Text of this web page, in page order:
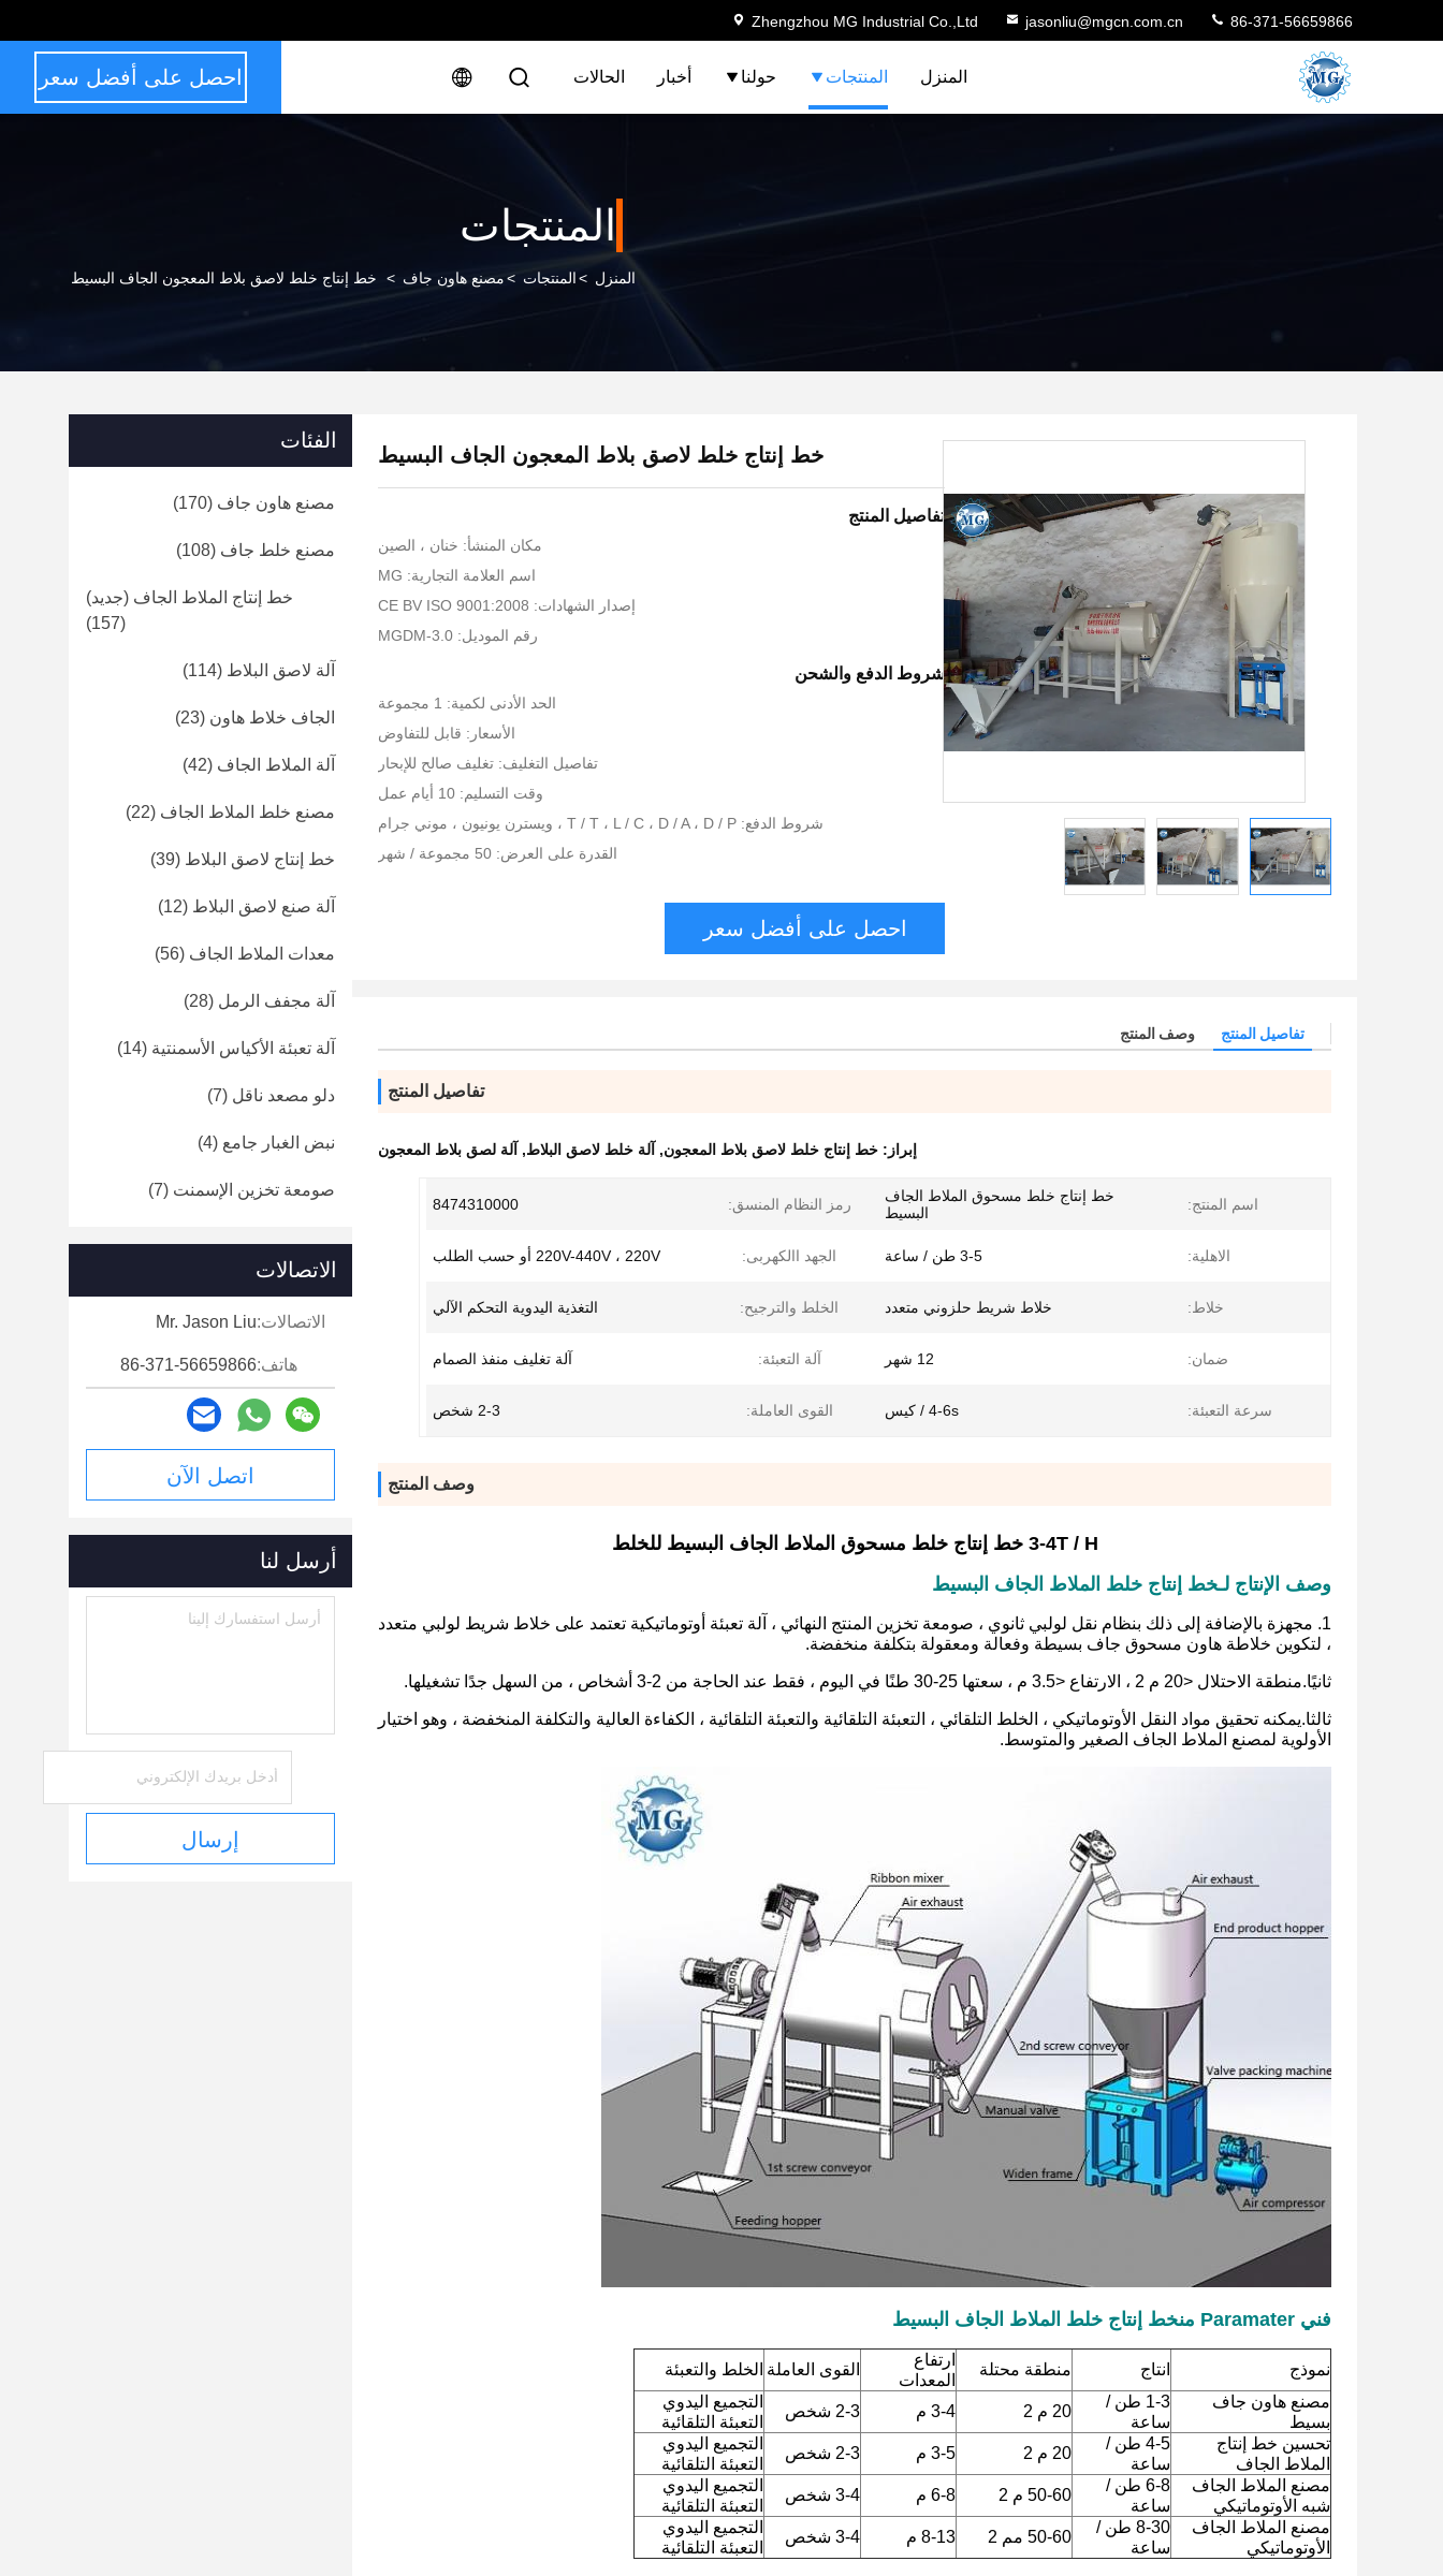
Zhengzhou MG Industrial Co.,Ltd jasonliu@mgcn.com.cn 86-371-56659866
المنزل المنتجات حولنا أخبار الحالات احصل على أفضل سعر
المنتجات
المنزل >المنتجات >مصنع هاون جاف > خط إنتاج خلط لاصق بلاط المعجون الجاف البسيط
خط إنتاج خلط لاصق بلاط المعجون الجاف البسيط
تفاصيل المنتج
مكان المنشأ: خنان ، الصين
اسم العلامة التجارية: MG
إصدار الشهادات: CE BV ISO 9001:2008
رقم الموديل: MGDM-3.0
شروط الدفع والشحن
الحد الأدنى لكمية: 1 مجموعة
الأسعار: قابل للتفاوض
تفاصيل التغليف: تغليف صالح للإبحار
وقت التسليم: 10 أيام عمل
شروط الدفع: T / T ، L / C ، D / A ، D / P ، ويسترن يونيون ، موني جرام
القدرة على العرض: 50 مجموعة / شهر
احصل على أفضل سعر
تفاصيل المنتج وصف المنتج
تفاصيل المنتج
إبراز: خط إنتاج خلط لاصق بلاط المعجون, آلة خلط لاصق البلاط, آلة لصق بلاط المعجون
اسم المنتج:
خط إنتاج خلط مسحوق الملاط الجاف
البسيط
رمز النظام المنسق: 8474310000
الاهلية: 3-5 طن / ساعة الجهد االكهربى: 220V-440V ، 220V أو حسب الطلب
خلاط: خلاط شريط حلزوني متعدد الخلط والترجيح: التغذية اليدوية التحكم الآلي
ضمان: 12 شهر آلة التعبئة: آلة تغليف منفذ الصمام
سرعة التعبئة: 4-6s / كيس القوى العاملة: 2-3 شخص
وصف المنتج
3-4T / H خط إنتاج خلط مسحوق الملاط الجاف البسيط للخلط
وصف الإنتاج لـخط إنتاج خلط الملاط الجاف البسيط
1. مجهزة بالإضافة إلى ذلك بنظام نقل لولبي ثانوي ، صومعة تخزين المنتج النهائي ، آلة تعبئة أوتوماتيكية تعتمد على خلاط شريط لولبي متعدد
، لتكوين خلاطة هاون مسحوق جاف بسيطة وفعالة ومعقولة بتكلفة منخفضة.
ثانيًا.منطقة الاحتلال <20 م 2 ، الارتفاع <3.5 م ، سعتها 25-30 طنًا في اليوم ، فقط عند الحاجة من 2-3 أشخاص ، من السهل جدًا تشغيلها.
ثالثا.يمكنه تحقيق مواد النقل الأوتوماتيكي ، الخلط التلقائي ، التعبئة التلقائية والتعبئة التلقائية ، الكفاءة العالية والتكلفة المنخفضة ، وهو اختيار
الأولوية لمصنع الملاط الجاف الصغير والمتوسط.
فني Paramater من خط إنتاج خلط الملاط الجاف البسيط
نموذج انتاج منطقة محتلة
ارتفاع
المعدات
القوى العاملة الخلط والتعبئة
مصنع هاون جاف
بسيط
1-3 طن /
ساعة
20 م 2 3-4 م 2-3 شخص
التجميع اليدوي
التعبئة التلقائية
تحسين خط إنتاج
الملاط الجاف
4-5 طن /
ساعة
20 م 2 3-5 م 2-3 شخص
التجميع اليدوي
التعبئة التلقائية
مصنع الملاط الجاف
شبه الأوتوماتيكي
6-8 طن /
ساعة
50-60 م 2 6-8 م 3-4 شخص
التجميع اليدوي
التعبئة التلقائية
مصنع الملاط الجاف
الأوتوماتيكي
8-30 طن /
ساعة
50-60 مم 2 8-13 م 3-4 شخص
التجميع اليدوي
التعبئة التلقائية
الفئات
مصنع هاون جاف (170)
مصنع خلط جاف (108)
خط إنتاج الملاط الجاف (جديد)
(157)
آلة لاصق البلاط (114)
الجاف خلاط هاون (23)
آلة الملاط الجاف (42)
مصنع خلط الملاط الجاف (22)
خط إنتاج لاصق البلاط (39)
آلة صنع لاصق البلاط (12)
معدات الملاط الجاف (56)
آلة مجفف الرمل (28)
آلة تعبئة الأكياس الأسمنتية (14)
دلو مصعد ناقل (7)
نبض الغبار جامع (4)
صومعة تخزين الإسمنت (7)
الاتصالات
الاتصالات:Mr. Jason Liu
هاتف:86-371-56659866
اتصل الآن
أرسل لنا
إرسال